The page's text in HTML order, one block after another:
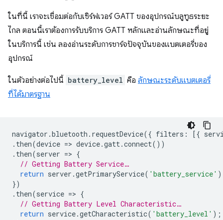
ในที่นี้ เราจะเชื่อมต่อกับเซิร์ฟเวอร์ GATT ของอุปกรณ์บลูทูธระยะ
ไกล ตอนนี้เราต้องการรับบริการ GATT หลักและอ่านลักษณะที่อยู่
ในบริการนี้ เช่น ลองอ่านระดับการชาร์จปัจจุบันของแบตเตอรี่ของ
อุปกรณ์
ในตัวอย่างต่อไปนี้ battery_level คือ ลักษณะระดับแบตเตอรี่
ที่ได้มาตรฐาน
navigator .bluetooth . requestDevice({ filters : [{
. then(device => device.gatt.connect())
. then(server => {
// Getting Battery Service…
return server .getPrimaryService( 'battery_service'
})
. then(service => {
// Getting Battery Level Characteristic…
return service.getCharacteristic( 'battery_level' );